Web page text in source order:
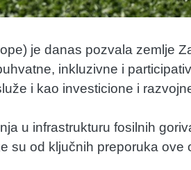
je danas pozvala zemlje
inkluzivne i
i kao investicione i
u infrastrukturu fosilnih
su od ključnih preporuka ove